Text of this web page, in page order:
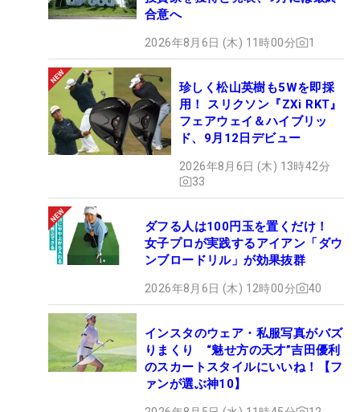
合意へ
2026年8月6日 (木) 11時00分 1
珍しく松山英樹も5Wを即採
用！ スリクソン『ZXi RKT』
フェアウェイ＆ハイブリッ
ド、9月12日デビュー
2026年8月6日 (木) 13時42分
33
ダフる人は100円玉を置くだけ！
女子プロが実践するアイアン「ダウ
ンブロードリル」が効果抜群
2026年8月6日 (木) 12時00分 40
インスタのウェア・私服写真がバズ
りまくり “魅せ方の天才”吉田優利
のスカートスタイルにいいね！【フ
ァンが選ぶ神10】